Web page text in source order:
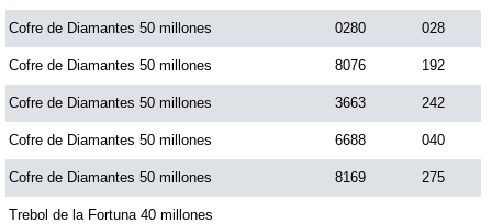
Pijao de Oro
Saman de la suerte
Sinuano Día
Cofre de Diamantes 50 millones 0280 028
Cofre de Diamantes 50 millones 8076 192
Cofre de Diamantes 50 millones 3663 242
Cofre de Diamantes 50 millones 6688 040
Cofre de Diamantes 50 millones 8169 275
Trebol de la Fortuna 40 millones